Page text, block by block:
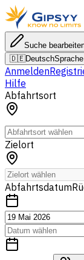
Suche
🇩🇪Deutsch
Anmelden
Hilfe
Abfahrtsort
Zielort
Abfahrtsdatum